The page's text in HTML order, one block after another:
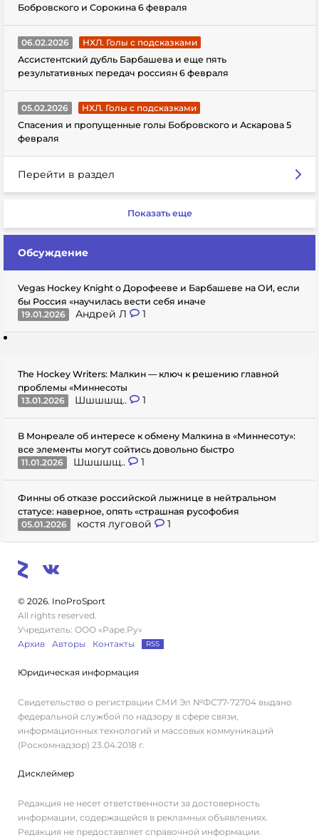
Бобровского и Сорокина 6 февраля
06.02.2026
НХЛ. Голы с подсказками
Ассистентский дубль Барбашева и еще пять
результативных передач россиян 6 февраля
05.02.2026
НХЛ. Голы с подсказками
Спасения и пропущенные голы Бобровского и Аскарова 5
февраля
Перейти в раздел
Показать еще
Обсуждение
Vegas Hockey Knight о Дорофееве и Барбашеве на ОИ, если
бы Россия «научилась вести себя иначе
19.01.2026
Андрей Л 1
The Hockey Writers: Малкин — ключ к решению главной
проблемы «Миннесоты
13.01.2026
Шшшшщ.. 1
В Монреале об интересе к обмену Малкина в «Миннесоту»:
все элементы могут сойтись довольно быстро
11.01.2026
Шшшшщ.. 1
Финны об отказе российской лыжнице в нейтральном
статусе: наверное, опять «страшная русофобия
05.01.2026
костя луговой 1
© 2026. InoProSport
All rights reserved.
Учредитель: ООО «Раре.Ру»
Архив
Авторы Контакты RSS
Юридическая информация
Свидетельство о регистрации СМИ Эл №ФС77-72704 выдано
федеральной службой по надзору в сфере связи,
информационных технологий и массовых коммуникаций
(Роскомнадзор) 23.04.2018 г.
Дисклеймер
Редакция не несет ответственности за достоверность
информации, содержащейся в рекламных объявлениях.
Редакция не предоставляет справочной информации.